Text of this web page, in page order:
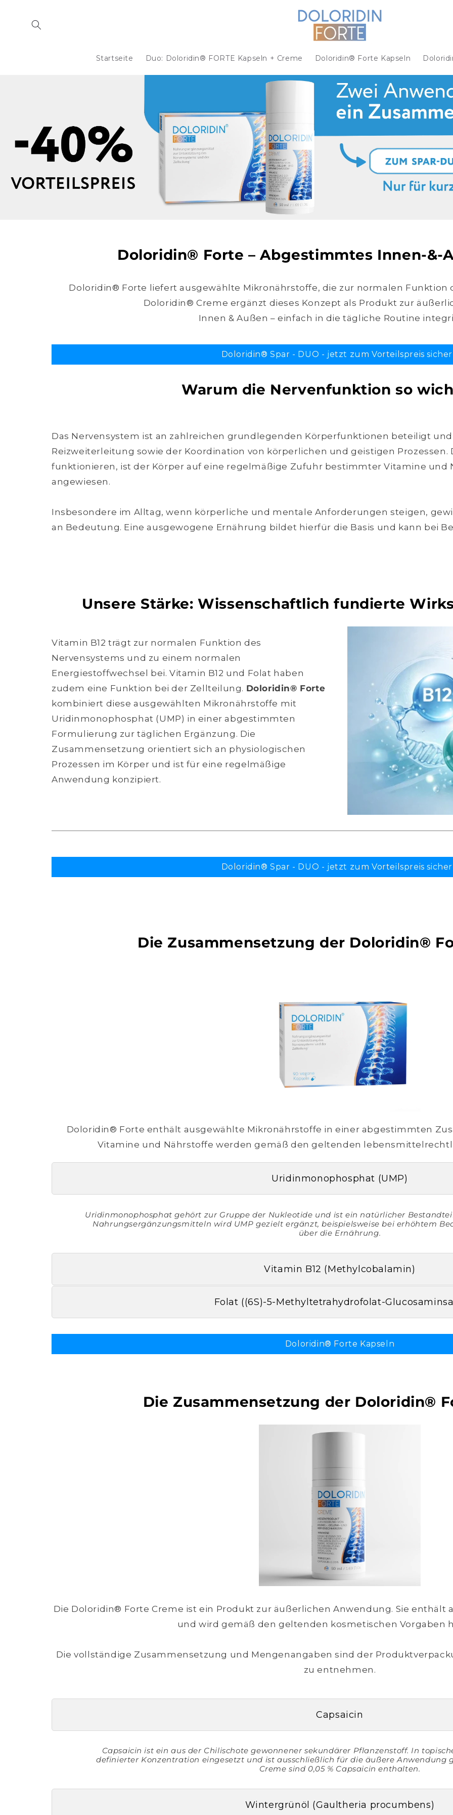
Inhalt
Startseite Duo: Doloridin® FORTE Kapseln + Creme Doloridin® Forte Kapseln
Doloridin® Forte – Abgestimmtes Innen-&-
Doloridin® Forte liefert ausgewählte Mikronährstoffe, die zur normalen Funktion
Doloridin® Creme ergänzt dieses Konzept als Produkt zur
Innen & Außen – einfach in die tägliche Routine
Doloridin® Spar - DUO - jetzt zum Vorteilspreis
Das Nervensystem ist an zahlreichen grundlegenden Körperfunktionen beteiligt
Reizweiterleitung sowie der Koordination von körperlichen und geistigen
funktionieren, ist der Körper auf eine regelmäßige Zufuhr bestimmter Vitamine und
angewiesen.
Insbesondere im Alltag, wenn körperliche und mentale Anforderungen steigen,
an Bedeutung. Eine ausgewogene Ernährung bildet hierfür die Basis und kann bei
Unsere Stärke: Wissenschaftlich fundierte
Vitamin B12 trägt zur normalen Funktion des
Nervensystems und zu einem normalen
Energiestoffwechsel bei. Vitamin B12 und Folat haben
zudem eine Funktion bei der Zellteilung. Doloridin® Forte
kombiniert diese ausgewählten Mikronährstoffe mit
Uridinmonophosphat (UMP) in einer abgestimmten
Formulierung zur täglichen Ergänzung. Die
Zusammensetzung orientiert sich an physiologischen
Prozessen im Körper und ist für eine regelmäßige
Anwendung konzipiert.
Doloridin® Spar - DUO - jetzt zum Vorteilspreis
Die Zusammensetzung der Doloridin®
Doloridin® Forte enthält ausgewählte Mikronährstoffe in einer abgestimmten
Vitamine und Nährstoffe werden gemäß den geltenden
Uridinmonophosphat (UMP)
Uridinmonophosphat gehört zur Gruppe der Nukleotide und ist ein natürlicher
Nahrungsergänzungsmitteln wird UMP gezielt ergänzt, beispielsweise bei erhöhtem
über die Ernährung.
Vitamin B12 (Methylcobalamin)
Folat ((6S)-5-Methyltetrahydrofolat-
Doloridin® Forte Kapseln
Die Zusammensetzung der Doloridin®
Die Doloridin® Forte Creme ist ein Produkt zur äußerlichen Anwendung. Sie
und wird gemäß den geltenden kosmetischen Vorgaben
Die vollständige Zusammensetzung und Mengenangaben sind der
zu entnehmen.
Capsaicin
Capsaicin ist ein aus der Chilischote gewonnener sekundärer Pflanzenstoff. In
definierter Konzentration eingesetzt und ist ausschließlich für die äußere Anwendung
Creme sind 0,05 % Capsaicin enthalten.
Wintergrünöl (Gaultheria procumbens)